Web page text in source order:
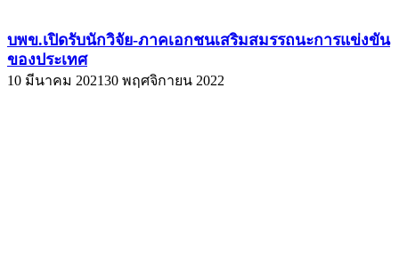
บพข.เปิดรับนักวิจัย-ภาคเอกชนเสริมสมรรถนะการแข่งขัน
ของประเทศ
10 มีนาคม 202130 พฤศจิกายน 2022